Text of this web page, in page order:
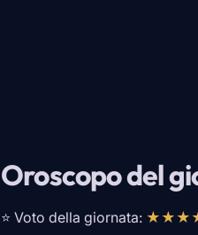
Oroscopo del
⭐ Voto della giornata: